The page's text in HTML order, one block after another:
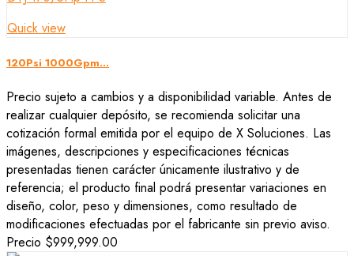
Quick view
120Psi 1000Gpm...
Precio sujeto a cambios y a disponibilidad variable. Antes de
realizar cualquier depósito, se recomienda solicitar una
cotización formal emitida por el equipo de X Soluciones. Las
imágenes, descripciones y especificaciones técnicas
presentadas tienen carácter únicamente ilustrativo y de
referencia; el producto final podrá presentar variaciones en
diseño, color, peso y dimensiones, como resultado de
modificaciones efectuadas por el fabricante sin previo aviso.
Precio $999,999.00